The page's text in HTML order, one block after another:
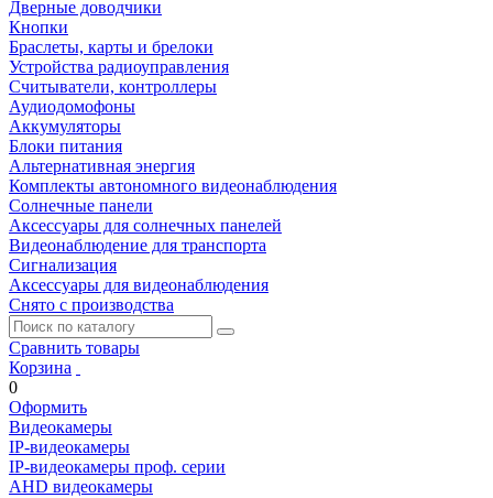
Дверные доводчики
Кнопки
Браслеты, карты и брелоки
Устройства радиоуправления
Считыватели, контроллеры
Аудиодомофоны
Аккумуляторы
Блоки питания
Альтернативная энергия
Комплекты автономного видеонаблюдения
Солнечные панели
Аксессуары для солнечных панелей
Видеонаблюдение для транспорта
Сигнализация
Аксессуары для видеонаблюдения
Снято с производства
Сравнить товары
Корзина
0
Оформить
Видеокамеры
IP-видеокамеры
IP-видеокамеры проф. серии
AHD видеокамеры